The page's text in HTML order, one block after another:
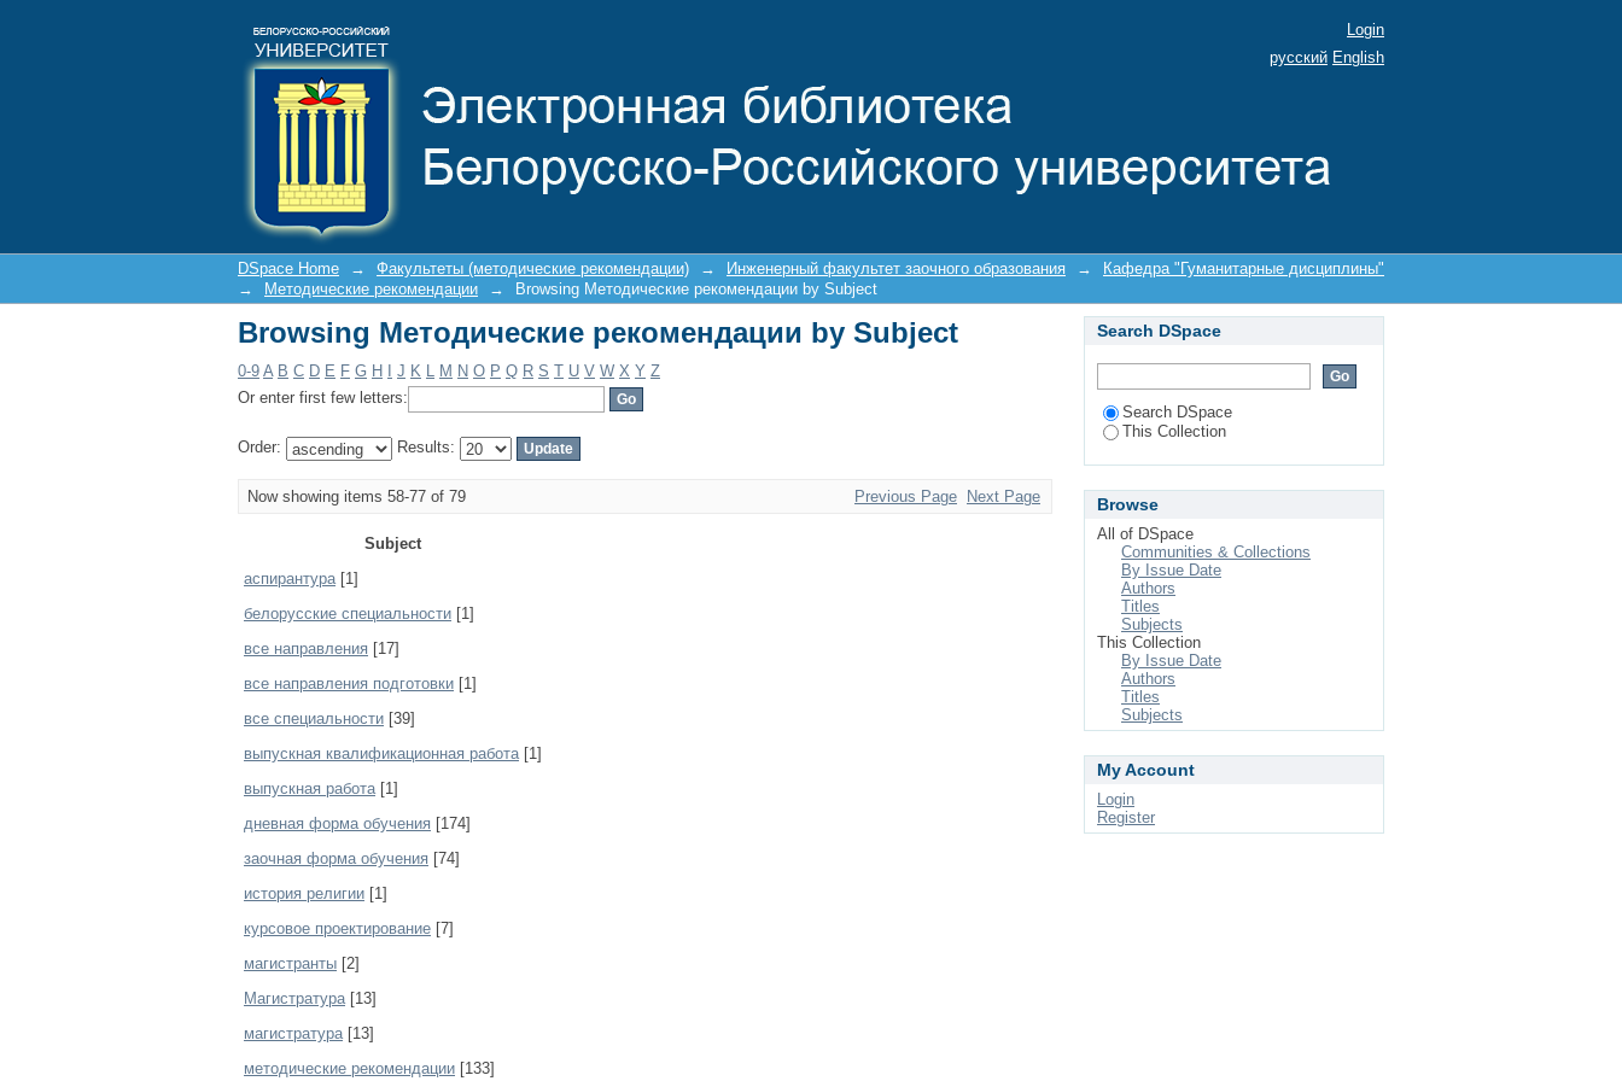
Login
русский English
DSpace Home → Факультеты (методические рекомендации) → Инженерный факультет заочного образования →
Кафедра "Гуманитарные дисциплины"
→
Методические рекомендации → Browsing Методические рекомендации by Subject
Browsing Методические рекомендации by Subject
0-9 A B C D E F G H J K L M N O P Q R S T U V W X Y Z
Or enter first few letters:
Order: Results:
Now showing items 58-77 of 79 Previous Page Next Page
Subject
аспирантура[1]
белорусские специальности [1]
все направления [17]
все направления подготовки [1]
все специальности [39]
выпускная квалификационная работа[1]
выпускная работа[1]
дневная форма обучения [174]
заочная форма обучения [74]
история религии [1]
курсовое проектирование [7]
магистранты [2]
Магистратура[13]
магистратура[13]
методические рекомендации [133]
Search DSpace
Search DSpace
This Collection
Browse
All of DSpace
Communities & Collections
By Issue Date
Authors
Titles
Subjects
This Collection
By Issue Date
Authors
Titles
Subjects
My Account
Login
Register